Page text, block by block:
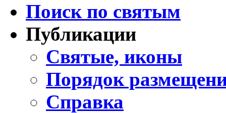
Поиск по святым
Публикации
Святые, иконы
Порядок
Справка